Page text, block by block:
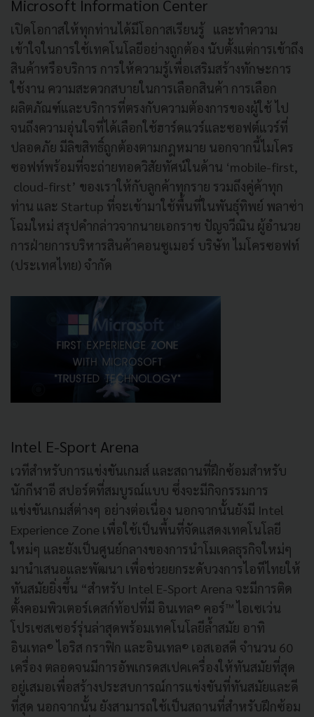
Microsoft Information Center
เปิดโอกาสให้ทุกท่านได้มีโอกาสเรียนรู้ และทำความ
เข้าใจในการใช้เทคโนโลยีอย่างถูกต้อง นับตั้งแต่การเข้าถึง
สินค้าหรือบริการ การให้ความรู้เพื่อเสริมสร้างทักษะการ
ใช้งาน ความสะดวกสบายในการเลือกสินค้า การเลือก
ผลิตภัณฑ์และบริการที่ตรงกับความต้องการของผู้ใช้ ไป
จนถึงความอุ่นใจที่ได้เลือกใช้ฮาร์ดแวร์และซอฟต์แวร์ที่
ปลอดภัย มีลิขสิทธิ์ถูกต้องตามกฎหมาย นอกจากนี้ไมโคร
ซอฟท์พร้อมที่จะถ่ายทอดวิสัยทัศน์ในด้าน ‘mobile-first,
cloud-first’ ของเราให้กับลูกค้าทุกราย รวมถึงคู่ค้าทุก
ท่าน และ Startup ที่จะเข้ามาใช้พื้นที่ในพันธุ์ทิพย์ พลาซ่า
โฉมใหม่ สรุปคำกล่าวจากนายเอกราช ปัญจวีณิน ผู้อำนวย
การฝ่ายการบริหารสินค้าคอนซูเมอร์ บริษัท ไมโครซอฟท์
(ประเทศไทย) จำกัด
Intel E-Sport Arena
เวทีสำหรับการแข่งขันเกมส์ และสถานที่ฝึกซ้อมสำหรับ
นักกีฬาอี สปอร์ตที่สมบูรณ์แบบ ซึ่งจะมีกิจกรรมการ
แข่งขันเกมส์ต่างๆ อย่างต่อเนื่อง นอกจากนั้นยังมี Intel
Experience Zone เพื่อใช้เป็นพื้นที่จัดแสดงเทคโนโลยี
ใหม่ๆ และยังเป็นศูนย์กลางของการนำโมเดลธุรกิจใหม่ๆ
มานำเสนอและพัฒนา เพื่อช่วยยกระดับวงการไอทีไทยให้
ทันสมัยยิ่งขึ้น “สำหรับ Intel E-Sport Arena จะมีการติด
ตั้งคอมพิวเตอร์เดสก์ท้อปที่มี อินเทล® คอร์™ ไอเซเว่น
โปรเซสเซอร์รุ่นล่าสุดพร้อมเทคโนโลยีล้ำสมัย อาทิ
อินเทล® ไอริส กราฟิก และอินเทล® เอสเอสดี จำนวน 60
เครื่อง ตลอดจนมีการอัพเกรดสเปคเครื่องให้ทันสมัยที่สุด
อยู่เสมอเพื่อสร้างประสบการณ์การแข่งขันที่ทันสมัยและดี
ที่สุด นอกจากนั้น ยังสามารถใช้เป็นสถานที่สำหรับฝึกซ้อม